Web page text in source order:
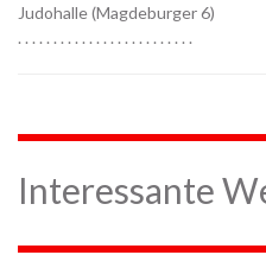
Judohalle (Magdeburger 6)
. . . . . . . . . . . . . . . . . . . . . . . . .
Interessante